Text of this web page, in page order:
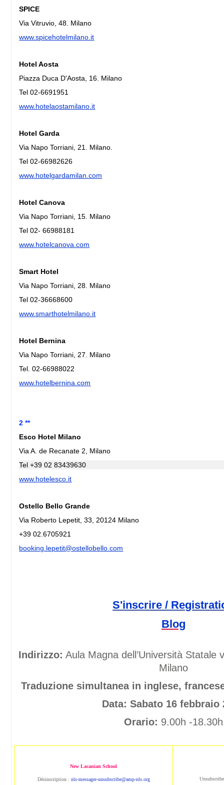
SPICE
Via Vitruvio, 48. Milano
www.spicehotelmilano.it
Hotel Aosta
Piazza Duca D'Aosta, 16. Milano
Tel 02-6691951
www.hotelaostamilano.it
Hotel Garda
Via Napo Torriani, 21. Milano.
Tel 02-66982626
www.hotelgardamilan.com
Hotel Canova
Via Napo Torriani, 15. Milano
Tel 02- 66988181
www.hotelcanova.com
Smart Hotel
Via Napo Torriani, 28. Milano
Tel 02-36668600
www.smarthotelmilano.it
Hotel Bernina
Via Napo Torriani, 27. Milano
Tel. 02-66988022
www.hotelbernina.com
2 **
Esco Hotel Milano
Via A. de Recanate 2, Milano
Tel +39 02 83439630
www.hotelesco.it
Ostello Bello Grande
Via Roberto Lepetit, 33, 20124 Milano
+39 02.6705921
booking.lepetit@ostellobello.com
S'inscrire /
Blog
Indirizzo: Aula Magna dell’Università Statale
Milano
Traduzione simultanea in inglese,
Data: Sabato 16 febbraio
Orario: 9.00h -18.30h
New Lacanian School
Désinscription : nls-messager-unsubscribe@amp-nls.org